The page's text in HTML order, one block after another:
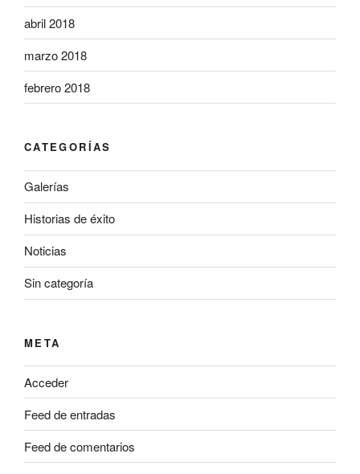
abril 2018
marzo 2018
febrero 2018
CATEGORÍAS
Galerías
Historias de éxito
Noticias
Sin categoría
META
Acceder
Feed de entradas
Feed de comentarios